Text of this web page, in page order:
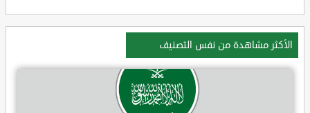
الأكثر مشاهدة من نفس التصنيف